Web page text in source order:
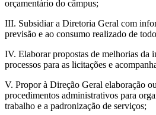
orçamentário do câmpus;
III. Subsidiar a Diretoria Geral com
previsão e ao consumo realizado de
IV. Elaborar propostas de melhorias da
processos para as licitações e
V. Propor à Direção Geral elaboração
procedimentos administrativos para
trabalho e a padronização de serviços;